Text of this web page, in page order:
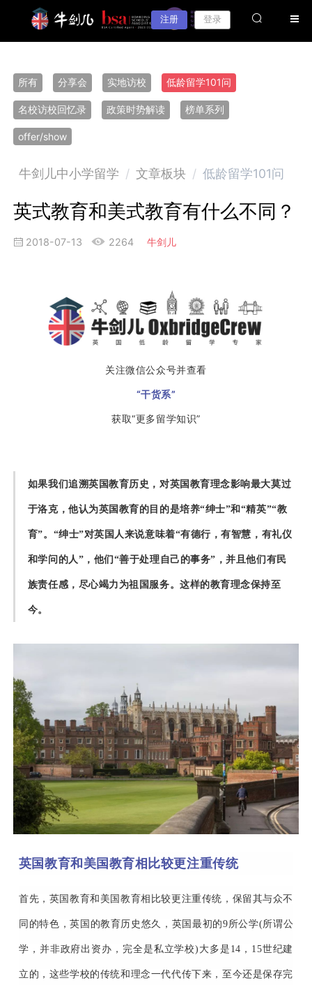
注册 登录
所有 分享会 实地访校 低龄留学101问
名校访校回忆录 政策时势解读 榜单系列
offer/show
牛剑儿中小学留学 / 文章板块 / 低龄留学101问
英式教育和美式教育有什么不同？
2018-07-13 2264 牛剑儿
关注微信公众号并查看
“干货系”
获取“更多留学知识”
如果我们追溯英国教育历史，对英国教育理念影响最大莫过
于洛克，他认为英国教育的目的是培养“绅士”和“精英”“教
育”。“绅士”对英国人来说意味着“有德行，有智慧，有礼仪
和学问的人”，他们“善于处理自己的事务”，并且他们有民
族责任感，尽心竭力为祖国服务。这样的教育理念保持至
今。
英国教育和美国教育相比较更注重传统
首先，英国教育和美国教育相比较更注重传统，保留其与众不
同的特色，英国的教育历史悠久，英国最初的9所公学(所谓公
学，并非政府出资办，完全是私立学校)大多是14，15世纪建
立的，这些学校的传统和理念一代代传下来，至今还是保存完